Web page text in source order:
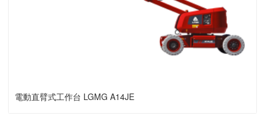
電動直臂式工作台 LGMG A14JE